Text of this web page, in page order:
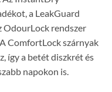
a LeakGuard
OdourLock rendszer
ComfortLock szárnyak
így a betét diszkrét és
napokon is.